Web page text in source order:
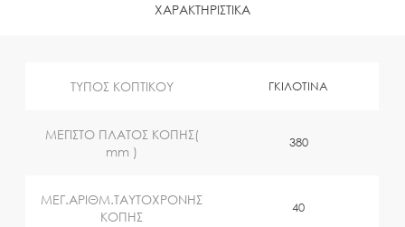
ΧΑΡΑΚΤΗΡΙΣΤΙΚΑ
ΤΥΠΟΣ ΚΟΠΤΙΚΟΥ ΓΚΙΛΟΤΙΝA
ΜΕΓΙΣΤΟ ΠΛΑΤΟΣ ΚΟΠΗΣ(
mm )
380
ΜΕΓ.ΑΡΙΘΜ.ΤΑΥΤΟΧΡΟΝΗΣ
ΚΟΠΗΣ
40